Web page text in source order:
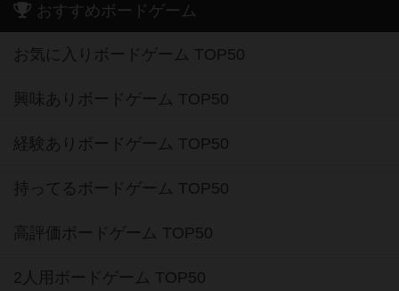
おすすめボードゲーム
お気に入りボードゲーム TOP50
興味ありボードゲーム TOP50
経験ありボードゲーム TOP50
持ってるボードゲーム TOP50
高評価ボードゲーム TOP50
2人用ボードゲーム TOP50